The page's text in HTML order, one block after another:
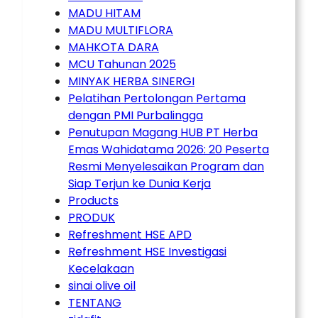
MADU HITAM
MADU MULTIFLORA
MAHKOTA DARA
MCU Tahunan 2025
MINYAK HERBA SINERGI
Pelatihan Pertolongan Pertama
dengan PMI Purbalingga
Penutupan Magang HUB PT Herba
Emas Wahidatama 2026: 20 Peserta
Resmi Menyelesaikan Program dan
Siap Terjun ke Dunia Kerja
Products
PRODUK
Refreshment HSE APD
Refreshment HSE Investigasi
Kecelakaan
sinai olive oil
TENTANG